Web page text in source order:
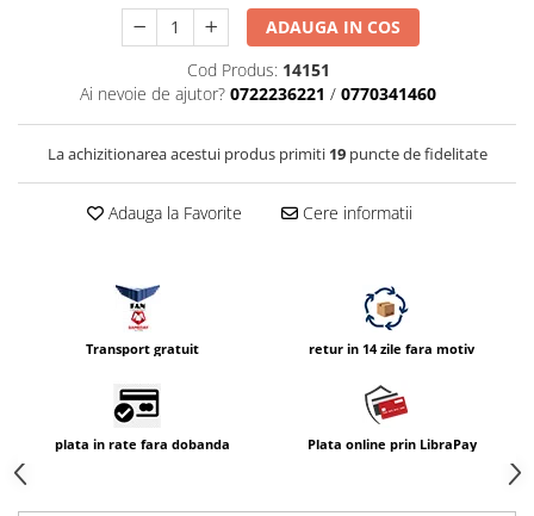
Inele reductii obiective
Curatare si intretinere
Blitz-uri externe
Compatibil Sony
Blitz-uri circulare (Macro)
Adaptoare stativ port umbrela si
Comander TTL
Cabluri si Patine Sincron
Alimentare auxiliara blitz
Protectie patina apa, ploaie
Bounce-uri, Softbox-uri
ADAUGA IN COS
Cod Produs: 14151
Ai nevoie de ajutor? 0722236221 / 0770341460
La achizitionarea acestui produs primiti 19puncte de fidelitate
Adauga la Favorite Cere informatii
Transport gratuit retur in 14 zile fara motiv
plata in rate fara dobanda Plata online prin LibraPay